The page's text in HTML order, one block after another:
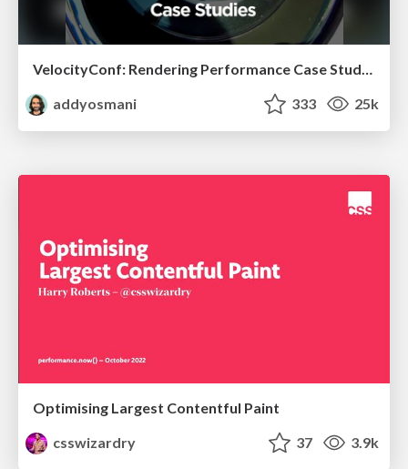
VelocityConf: Rendering Performance Case Studies
addyosmani
333 25k
Optimising Largest Contentful Paint
csswizardry
37 3.9k